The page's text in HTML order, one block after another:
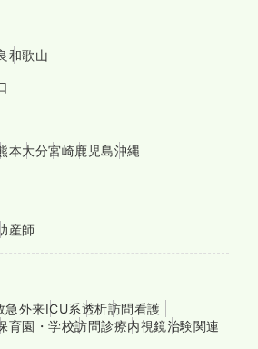
和歌山
本大分宮崎鹿児島沖縄
産師
急外来ICU系透析訪問看護
育園・学校訪問診療内視鏡治験関連